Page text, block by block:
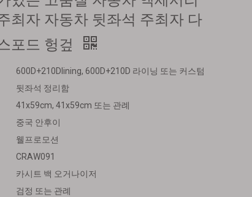
최자 자동차 뒷좌석 주최자 다
포드 헝겊
600D+210Dlining, 600D+210D 라이닝 또는 커스텀
뒷좌석 정리함
41x59cm, 41x59cm 또는 관례
중국 안후이
웰프로모션
CRAW091
카시트 백 오거나이저
검정 또는 관례